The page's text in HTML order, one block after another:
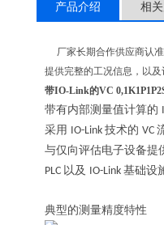
产品介绍 相
厂家长期合作供应商认准
提供完整的工况信息，以
带IO-Link的VC
带有内部测量值计算的
采用 IO-Link 技术的 VC
与仅向评估电子设备提
PLC 以及 IO-Link 基础设
典型的测量精度特性